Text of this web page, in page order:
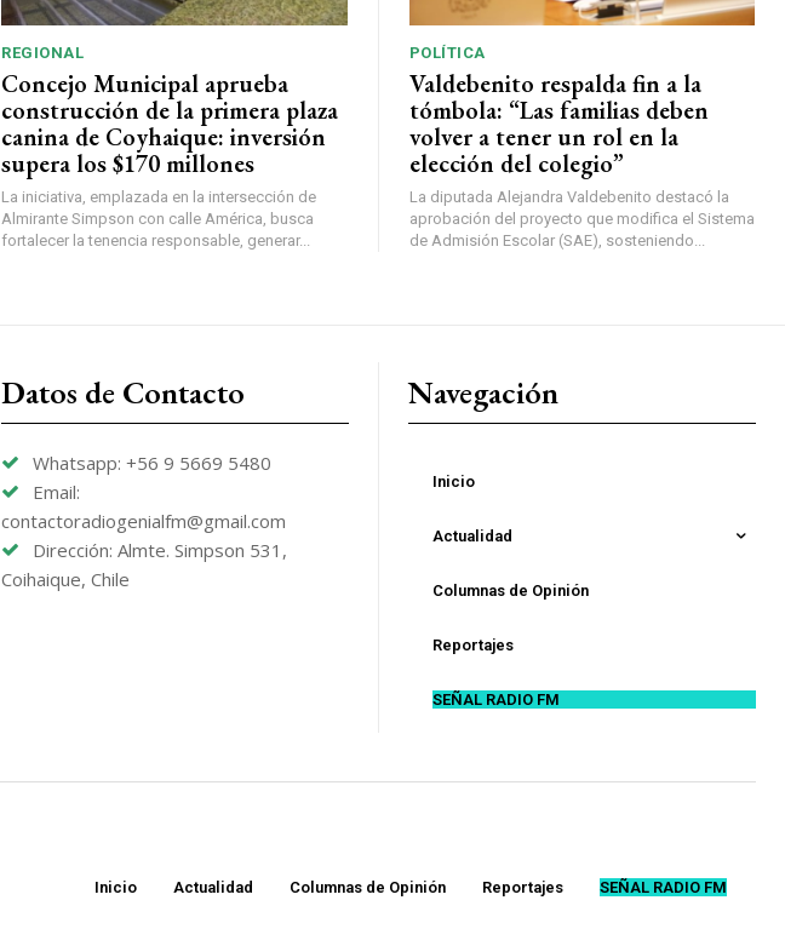
REGIONAL
Concejo Municipal aprueba
construcción de la primera plaza
canina de Coyhaique: inversión
supera los $170 millones
La iniciativa, emplazada en la intersección de
Almirante Simpson con calle América, busca
fortalecer la tenencia responsable, generar...
POLÍTICA
Valdebenito respalda fin a la
tómbola: “Las familias deben
volver a tener un rol en la
elección del colegio”
La diputada Alejandra Valdebenito destacó la
aprobación del proyecto que modifica el Sistema
de Admisión Escolar (SAE), sosteniendo...
Datos de Contacto
Whatsapp: +56 9 5669 5480
Email:
contactoradiogenialfm@gmail.com
Dirección: Almte. Simpson 531,
Coihaique, Chile
Navegación
Inicio
Actualidad
Columnas de Opinión
Reportajes
SEÑAL RADIO FM
Inicio Actualidad Columnas de Opinión Reportajes SEÑAL RADIO FM